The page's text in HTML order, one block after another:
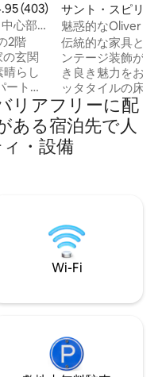
ュー403件、5つ星中4.95つ
(403)
心部
2階
の玄関
晴らし
。内壁
スコ画
いバル
ェッリ
た完
除
オリ
に最
に位
ュメ
わずに
サント・スピリト
ョン・アパート
魅惑的なOliverさ
伝統的な家具と白
ンテージ装飾が特
き良き魅力をお楽
ッタタイルの床が
チンで朝食を用意
で食事をしながら
日を計画しましょう。 トープ、
レー、ホワイトの
経由の高速WI - FI
パートは、市内の
Maggio n.1という
す。Borgo San
している）と、
Tornabuoniなど
しいモニュメント
リアフリーに配
ある宿泊先で人
・設備
Wi-Fi